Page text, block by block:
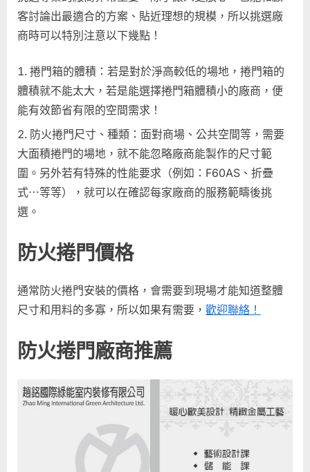
客討論出最適合的方案、貼近理想的規模，所以挑選廠
商時可以特別注意以下幾點！
捲門箱的體積：若是對於淨高較低的場地，捲門箱的
體積就不能太大，若是能選擇捲門箱體積小的廠商，便
能有效節省有限的空間需求！
防火捲門尺寸、種類：面對商場、公共空間等，需要
大面積捲門的場地，就不能忽略廠商能製作的尺寸範
圍。另外若有特殊的性能要求（例如：F60AS、折疊
式⋯等等），就可以在確認每家廠商的服務範疇後挑
選。
防火捲門價格
通常防火捲門安裝的價格，會需要到現場才能知道整體
尺寸和用料的多寡，所以如果有需要， 歡迎聯絡！
防火捲門廠商推薦